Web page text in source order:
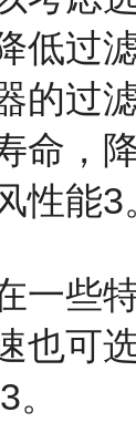
低过
的过
命，
性能3
一些
也可